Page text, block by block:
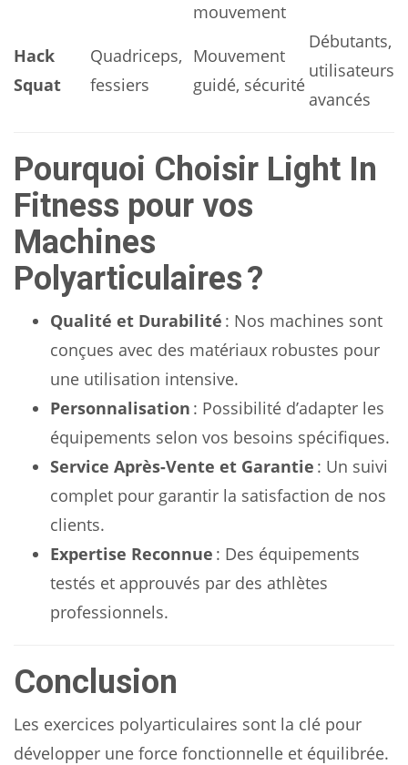
mouvement
Hack
Squat
Quadriceps,
fessiers
Mouvement
guidé, sécurité
Débutants,
utilisateurs
avancés
Pourquoi Choisir Light In
Fitness pour vos
Machines
Polyarticulaires ?
Qualité et Durabilité : Nos machines sont
conçues avec des matériaux robustes pour
une utilisation intensive.
Personnalisation : Possibilité d’adapter les
équipements selon vos besoins spécifiques.
Service Après-Vente et Garantie : Un suivi
complet pour garantir la satisfaction de nos
clients.
Expertise Reconnue : Des équipements
testés et approuvés par des athlètes
professionnels.
Conclusion
Les exercices polyarticulaires sont la clé pour
développer une force fonctionnelle et équilibrée.